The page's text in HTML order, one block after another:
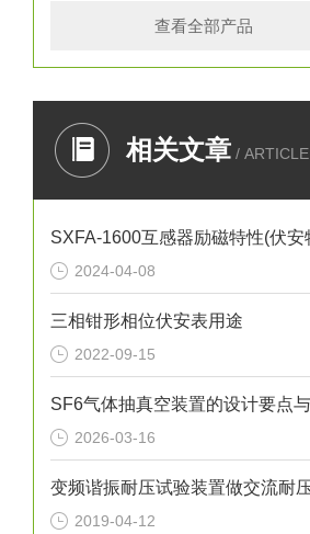
查看全部产品
相关文章 / ARTICLE
2024-04-08
三相钳形相位伏安表用途
2022-09-15
2026-03-16
2019-04-12